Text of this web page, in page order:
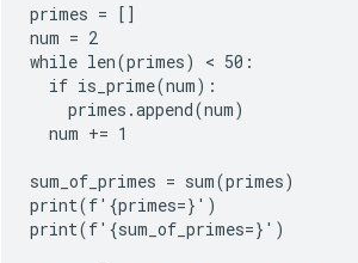
primes = []
num = 2
while len(primes) < 50:
  if is_prime(num):
    primes.append(num)
  num += 1
sum_of_primes = sum(primes)
print(f'{primes=}')
print(f'{sum_of_primes=}')